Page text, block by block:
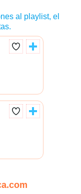
al playlist, el